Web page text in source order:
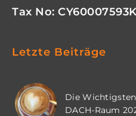
Tax No: CY60007593K
Letzte Beiträge
Die
DACH-Raum